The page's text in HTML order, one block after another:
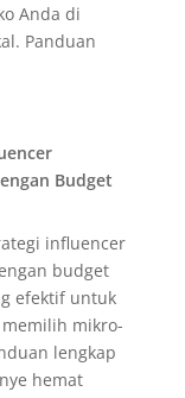
Anda di
Panduan
Budget
influencer
budget
efektif untuk
mikro-
lengkap
hemat